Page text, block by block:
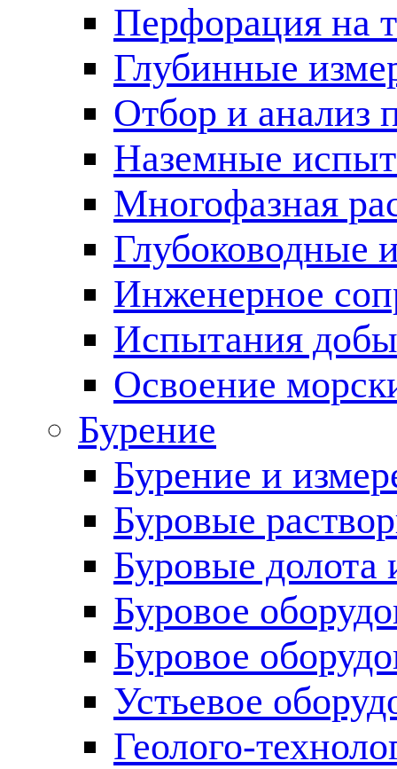
Перфорация на
Глубинные
Отбор и анализ
Наземные
Многофазная
Глубоководные
Инженерное
Испытания
Освоение
Бурение
Бурение и
Буровые
Буровые долота
Буровое
Буровое
Устьевое
Геолого-